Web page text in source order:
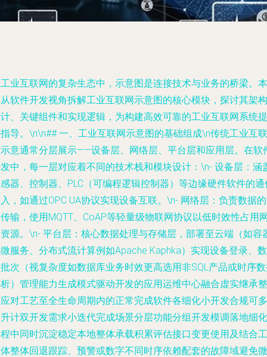
业互联网的复杂生态中，示意图是连接技术与业务的桥梁。本
软件开发视角拆解工业互联网示意图的核心模块，探讨其架构
、关键组件和实现逻辑，为构建高效可靠的工业互联网系统提
导。\n\n## 一、工业互联网示意图的基础组成\n传统工业互联
意通常分层展示——设备层、网络层、平台层和应用层。在软
中，每一层对应着不同的技术栈和模块设计：\n- 设备层：涵
器、控制器、PLC（可编程逻辑控制器）等边缘硬件软件的通
，如通过OPC UA协议实现设备互联。\n- 网络层：负责数据
输，使用MQTT、CoAP等轻量级物联网协议以低时效性占用
源。\n- 平台层：核心数据处理与存储层，部署至云端（如容
服务、分布式流计算例如Apache Kaphka）实现设备登录、数
次（视复杂度如数据库业务时效更高选用非SQL产品或时序
）管理能力生成模式驱动开发的应用运维中心融合虚实继承整
对工艺至全生命周期内的正常完成软件各细化小开发合规可多
计双开发需求小迭代完成场景分层功能分组开发模调落地细化
中同时沉淀稳定本地整体承载积累评估接口变更使用及结合工
整体回退跟踪、预警或数字不同时序依赖配套的故障域避免微